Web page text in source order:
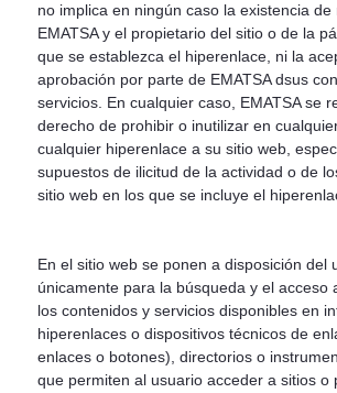
no implica en ningún caso la existencia
EMATSA y el propietario del sitio o de la
que se establezca el hiperenlace, ni la
aprobación por parte de EMATSA dsus
servicios. En cualquier caso, EMATSA se
derecho de prohibir o inutilizar en
cualquier hiperenlace a su sitio web,
supuestos de ilicitud de la actividad o de
sitio web en los que se incluye el
En el sitio web se ponen a disposición del
únicamente para la búsqueda y el acceso
los contenidos y servicios disponibles en
hiperenlaces o dispositivos técnicos de
enlaces o botones), directorios o
que permiten al usuario acceder a sitios o